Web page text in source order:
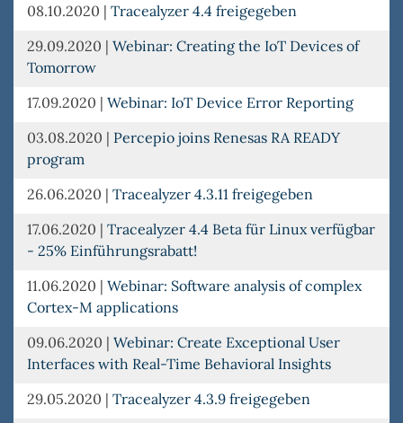
08.10.2020 | Tracealyzer 4.4 freigegeben
29.09.2020 | Webinar: Creating the IoT Devices of
Tomorrow
17.09.2020 | Webinar: IoT Device Error Reporting
03.08.2020 | Percepio joins Renesas RA READY
program
26.06.2020 | Tracealyzer 4.3.11 freigegeben
17.06.2020 | Tracealyzer 4.4 Beta für Linux verfügbar
- 25% Einführungsrabatt!
11.06.2020 | Webinar: Software analysis of complex
Cortex-M applications
09.06.2020 | Webinar: Create Exceptional User
Interfaces with Real-Time Behavioral Insights
29.05.2020 | Tracealyzer 4.3.9 freigegeben